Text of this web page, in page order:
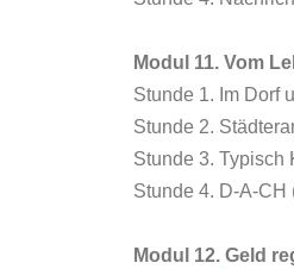
Modul 11. Vom
Stunde 1. Im Dorf
Stunde 2.
Stunde 3. Typisch
Stunde 4. D-A-CH
Modul 12. Geld